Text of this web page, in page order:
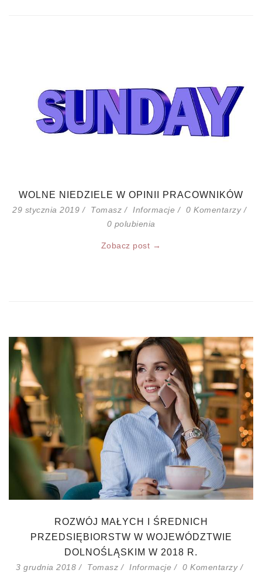
WOLNE NIEDZIELE W OPINII PRACOWNIKÓW
29 stycznia 2019 Tomasz Informacje
0 Komentarzy
0 polubienia
Zobacz post →
ROZWÓJ MAŁYCH I ŚREDNICH
PRZEDSIĘBIORSTW W WOJEWÓDZTWIE
DOLNOŚLĄSKIM W 2018 R.
3 grudnia 2018 Tomasz Informacje
0 Komentarzy